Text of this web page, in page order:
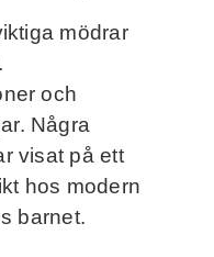
Frågor och svar
mödrar
och
Några
visat på ett
hos modern
barnet.